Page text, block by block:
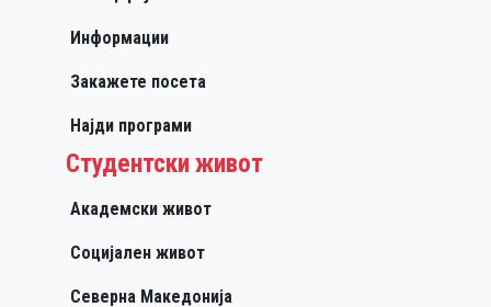
Информации
Закажете посета
Најди програми
Студентски живот
Академски живот
Социјален живот
Северна Македонија